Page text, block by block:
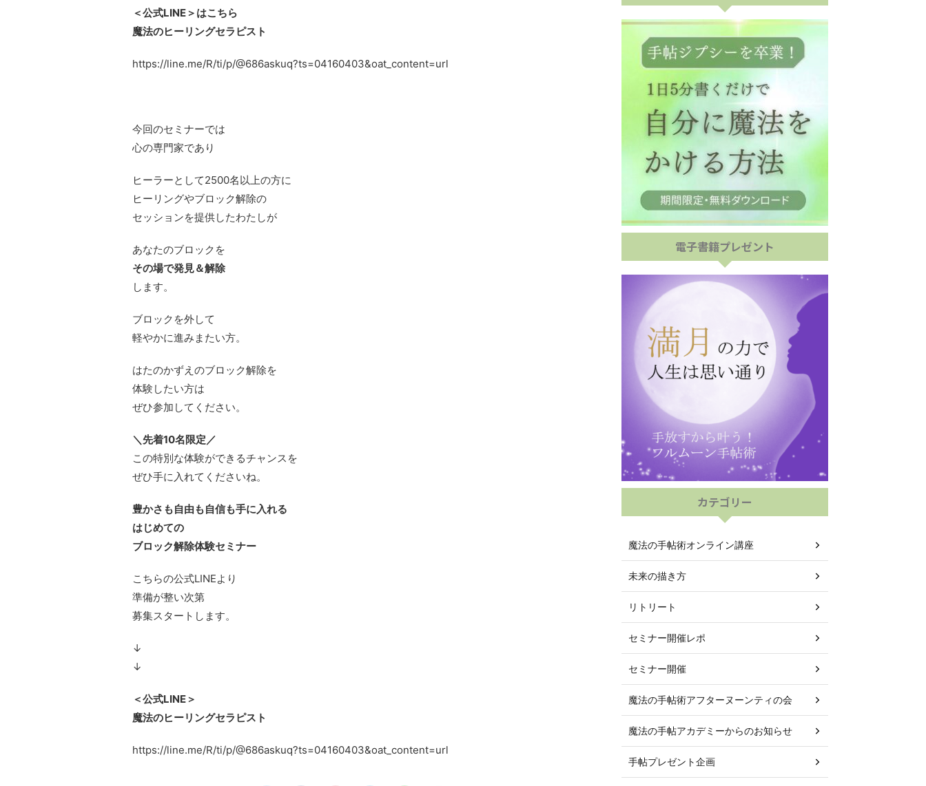
＜公式LINE＞はこちら
魔法のヒーリングセラピスト
https://line.me/R/ti/p/@686askuq?ts=04160403&oat_content=url
今回のセミナーでは
心の専門家であり
ヒーラーとして2500名以上の方に
ヒーリングやブロック解除の
セッションを提供したわたしが
あなたのブロックを
その場で発見＆解除
します。
ブロックを外して
軽やかに進みまたい方。
はたのかずえのブロック解除を
体験したい方は
ぜひ参加してください。
＼先着10名限定／
この特別な体験ができるチャンスを
ぜひ手に入れてくださいね。
豊かさも自由も自信も手に入れる
はじめての
ブロック解除体験セミナー
こちらの公式LINEより
準備が整い次第
募集スタートします。
↓
↓
＜公式LINE＞
魔法のヒーリングセラピスト
https://line.me/R/ti/p/@686askuq?ts=04160403&oat_content=url
電子書籍プレゼント
カテゴリー
魔法の手帖術オンライン講座
未来の描き方
リトリート
セミナー開催レポ
セミナー開催
魔法の手帖術アフターヌーンティの会
魔法の手帖アカデミーからのお知らせ
手帖プレゼント企画